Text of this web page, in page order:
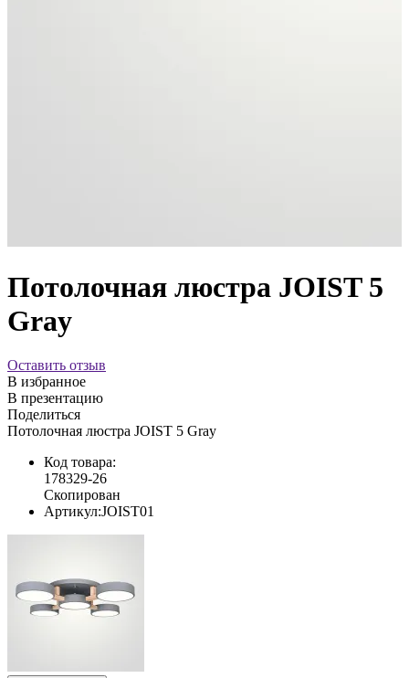
Потолочная люстра JOIST 5
Gray
Оставить отзыв
В избранное
В презентацию
Поделиться
Потолочная люстра JOIST 5 Gray
Код товара:
178329-26
Скопирован
Артикул:JOIST01